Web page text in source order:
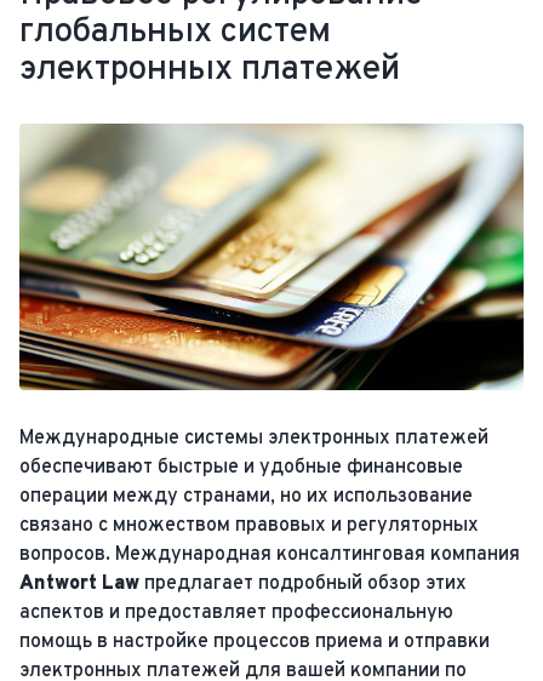
глобальных систем
электронных платежей
Международные системы электронных платежей
обеспечивают быстрые и удобные финансовые
операции между странами, но их использование
связано с множеством правовых и регуляторных
вопросов. Международная консалтинговая компания
Antwort Law предлагает подробный обзор этих
аспектов и предоставляет профессиональную
помощь в настройке процессов приема и отправки
электронных платежей для вашей компании по